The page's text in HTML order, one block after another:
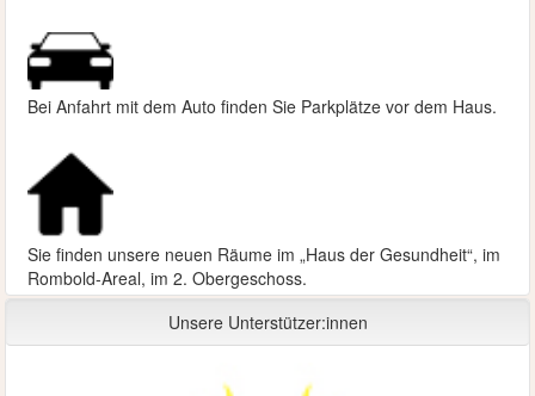
Bei Anfahrt mit dem Auto finden Sie Parkplätze vor dem Haus.
Sie finden unsere neuen Räume im „Haus der Gesundheit“, im
Rombold-Areal, im 2. Obergeschoss.
Unsere Unterstützer:innen